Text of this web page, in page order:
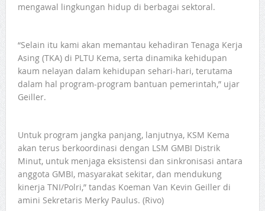
mengawal lingkungan hidup di berbagai sektoral.
“Selain itu kami akan memantau kehadiran Tenaga Kerja
Asing (TKA) di PLTU Kema, serta dinamika kehidupan
kaum nelayan dalam kehidupan sehari-hari, terutama
dalam hal program-program bantuan pemerintah,” ujar
Geiller.
Untuk program jangka panjang, lanjutnya, KSM Kema
akan terus berkoordinasi dengan LSM GMBI Distrik
Minut, untuk menjaga eksistensi dan sinkronisasi antara
anggota GMBI, masyarakat sekitar, dan mendukung
kinerja TNI/Polri,” tandas Koeman Van Kevin Geiller di
amini Sekretaris Merky Paulus. (Rivo)